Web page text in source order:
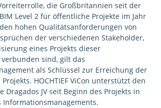
die Großbritannien seit der
Level 2 für öffentliche Projekte im Jahr
hohen Qualitätsanforderungen von
der verschiedenen Stakeholder,
eines Projekts dieser
sind, gilt das
als Schlüssel zur Erreichung der
HOCHTIEF ViCon unterstützt den
Dragados JV seit Beginn des Projekts in
Informationsmanagements.